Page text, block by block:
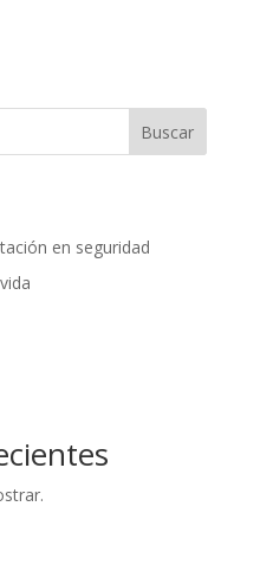
Buscar
en seguridad